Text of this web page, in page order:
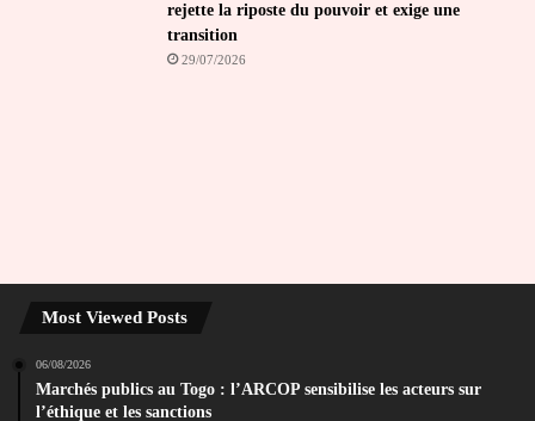
rejette la riposte du pouvoir et exige une
transition
29/07/2026
Most Viewed Posts
06/08/2026
Marchés publics au Togo : l’ARCOP sensibilise les acteurs sur
l’éthique et les sanctions